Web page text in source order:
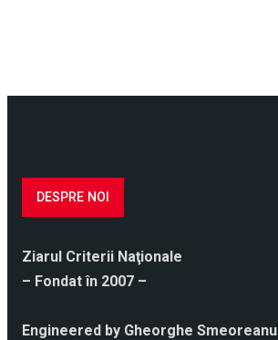
DESPRE NOI
Ziarul Criterii Naţionale
– Fondat în 2007 –
Engineered by Gheorghe Smeoreanu